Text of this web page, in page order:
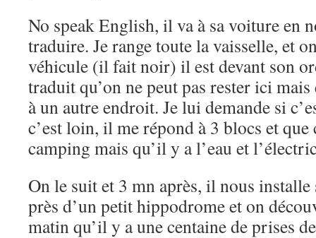
No speak English, il va à sa voiture en
traduire. Je range toute la vaisselle, et
véhicule (il fait noir) il est devant son
traduit qu’on ne peut pas rester ici
à un autre endroit. Je lui demande si
c’est loin, il me répond à 3 blocs et que
camping mais qu’il y a l’eau et
On le suit et 3 mn après, il nous
près d’un petit hippodrome et on
matin qu’il y a une centaine de prises